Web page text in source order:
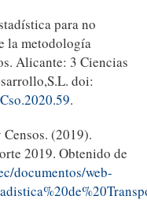
para no
la metodología
Alicante: 3 Ciencias
doi:
.
(2019).
2019. Obtenido de
documentos/web-